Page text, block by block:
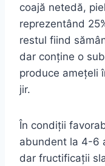
coajă netedă,
reprezentând
restul fiind
dar conţine o
produce ameţeli
jir.
În condiţii
abundent la 4-6
dar fructificaţii